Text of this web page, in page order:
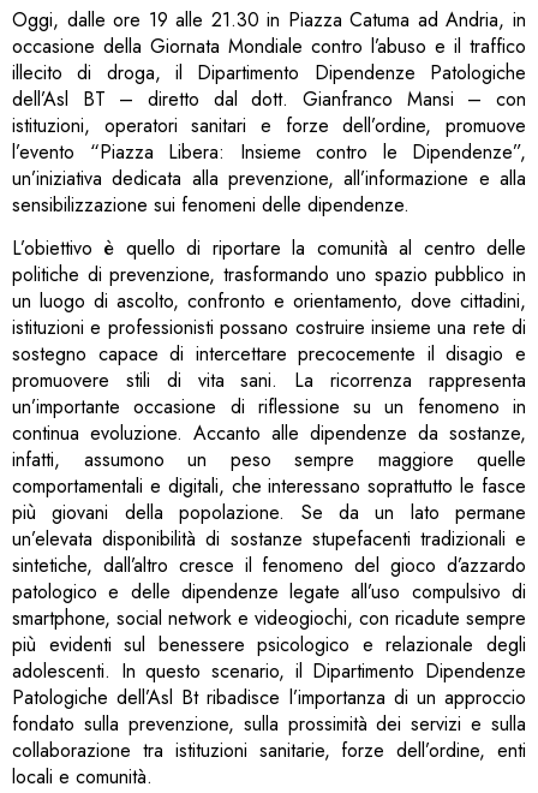
Oggi, dalle ore 19 alle 21.30 in Piazza Catuma ad Andria, in
occasione della Giornata Mondiale contro l’abuso e il traffico
illecito di droga, il Dipartimento Dipendenze Patologiche
dell’Asl BT – diretto dal dott. Gianfranco Mansi – con
istituzioni, operatori sanitari e forze dell’ordine, promuove
l’evento “Piazza Libera: Insieme contro le Dipendenze”,
un’iniziativa dedicata alla prevenzione, all’informazione e alla
sensibilizzazione sui fenomeni delle dipendenze.
L’obiettivo è quello di riportare la comunità al centro delle
politiche di prevenzione, trasformando uno spazio pubblico in
un luogo di ascolto, confronto e orientamento, dove cittadini,
istituzioni e professionisti possano costruire insieme una rete di
sostegno capace di intercettare precocemente il disagio e
promuovere stili di vita sani. La ricorrenza rappresenta
un’importante occasione di riflessione su un fenomeno in
continua evoluzione. Accanto alle dipendenze da sostanze,
infatti, assumono un peso sempre maggiore quelle
comportamentali e digitali, che interessano soprattutto le fasce
più giovani della popolazione. Se da un lato permane
un’elevata disponibilità di sostanze stupefacenti tradizionali e
sintetiche, dall’altro cresce il fenomeno del gioco d’azzardo
patologico e delle dipendenze legate all’uso compulsivo di
smartphone, social network e videogiochi, con ricadute sempre
più evidenti sul benessere psicologico e relazionale degli
adolescenti. In questo scenario, il Dipartimento Dipendenze
Patologiche dell’Asl Bt ribadisce l’importanza di un approccio
fondato sulla prevenzione, sulla prossimità dei servizi e sulla
collaborazione tra istituzioni sanitarie, forze dell’ordine, enti
locali e comunità.